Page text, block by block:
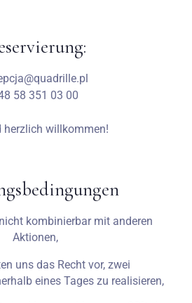
58 351 03 00
herzlich willkommen!
kombinierbar mit anderen
Aktionen,
uns das Recht vor, zwei
eines Tages zu realisieren,